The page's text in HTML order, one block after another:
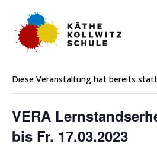
« Alle Veranstaltungen
Diese Veranstaltung hat bereits
VERA
bis Fr. 17.03.2023